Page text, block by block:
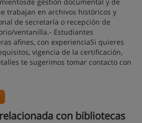
trabajan en archivos históricos y
de secretaría o recepción de
ventanilla.- Estudiantes
afines, con experienciaSi quieres
vigencia de la certificación,
te sugerimos tomar contacto con
con bibliotecas